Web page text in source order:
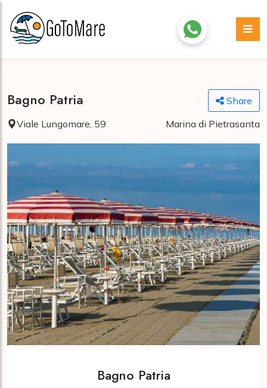
Bagno Patria
Share
Viale Lungomare, 59
Marina di Pietrasanta
Bagno Patria